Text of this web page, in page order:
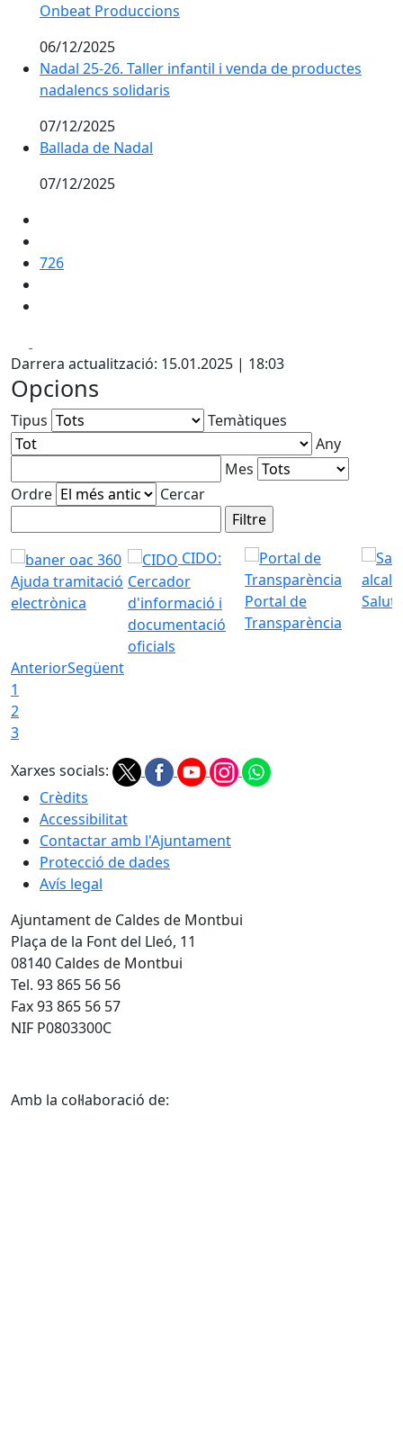
Onbeat Produccions
06/12/2025
Nadal 25-26. Taller infantil i venda de productes
Nadal 25-26. Taller infantil i venda de productes
nadalencs solidaris
07/12/2025
Ballada de Nadal
Ballada de Nadal
07/12/2025
726
Darrera actualització: 15.01.2025 | 18:03
Opcions
Tipus
Temàtiques
Any
Mes
Ordre
Cercar
Ajuda tramitació
electrònica
CIDO:
Cercador
d'informació i
documentació
oficials
Portal de
Transparència
AnteriorSegüent
1
2
3
Xarxes socials:
Crèdits
Accessibilitat
Contactar amb l'Ajuntament
Protecció de dades
Avís legal
Ajuntament de Caldes de Montbui
Plaça de la Font del Lleó, 11
08140 Caldes de Montbui
Tel. 93 865 56 56
Fax 93 865 56 57
NIF P0803300C
Amb la col·laboració de: